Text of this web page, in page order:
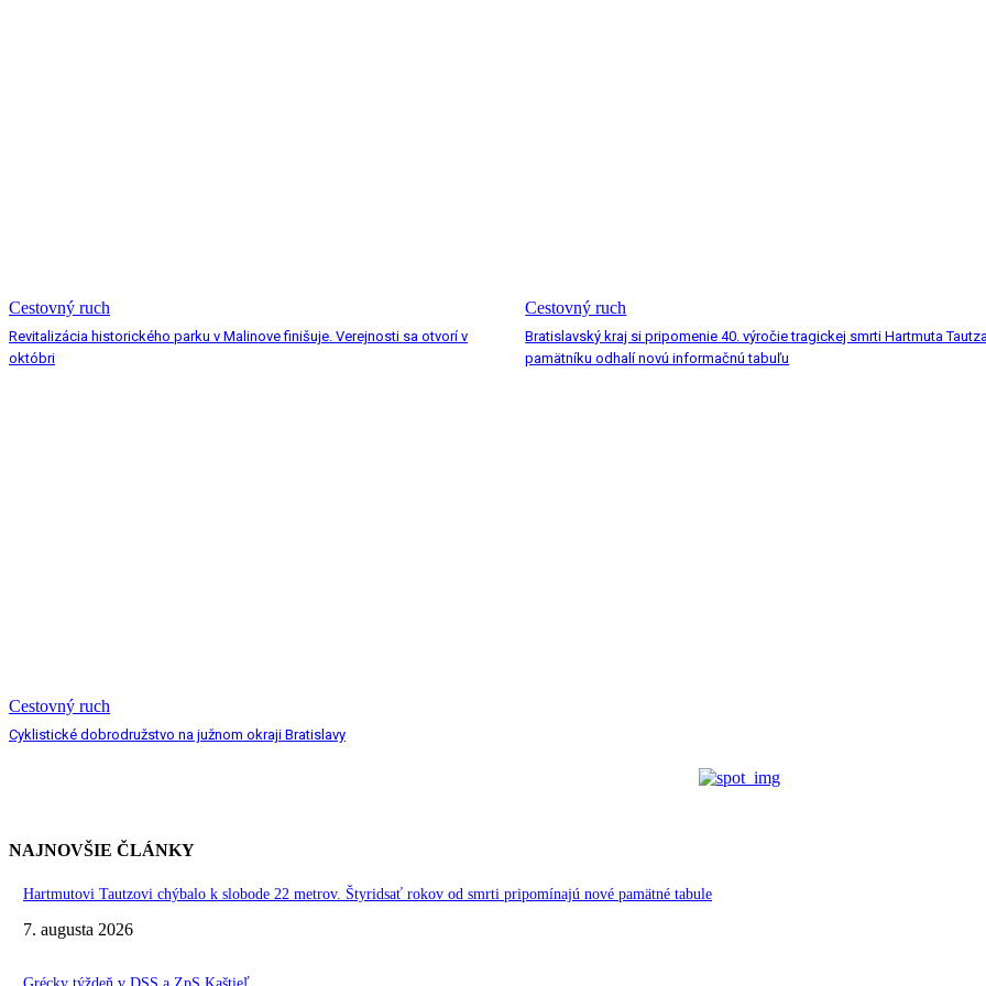
Cestovný ruch
Revitalizácia historického parku v Malinove finišuje. Verejnosti sa otvorí v
októbri
Cestovný ruch
Bratislavský kraj si pripomenie 40. výročie tragickej smrti Hartmuta
pamätníku odhalí novú informačnú tabuľu
Cestovný ruch
Cyklistické dobrodružstvo na južnom okraji Bratislavy
NAJNOVŠIE ČLÁNKY
Hartmutovi Tautzovi chýbalo k slobode 22 metrov. Štyridsať rokov od smrti pripomínajú nové pamätné tabule
7. augusta 2026